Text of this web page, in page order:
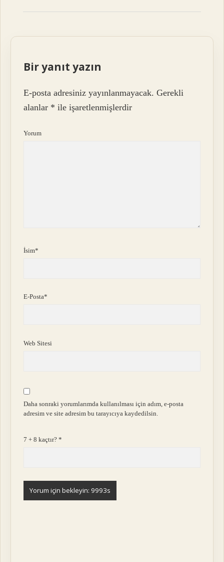
Bir yanıt yazın
E-posta adresiniz yayınlanmayacak. Gerekli
alanlar * ile işaretlenmişlerdir
Yorum
İsim*
E-Posta*
Web Sitesi
Daha sonraki yorumlarımda kullanılması için adım, e-posta
adresim ve site adresim bu tarayıcıya kaydedilsin.
7 + 8 kaçtır?*